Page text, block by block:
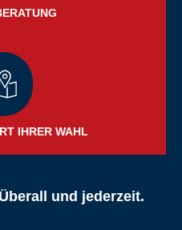
IHRER WAHL
und jederzeit.